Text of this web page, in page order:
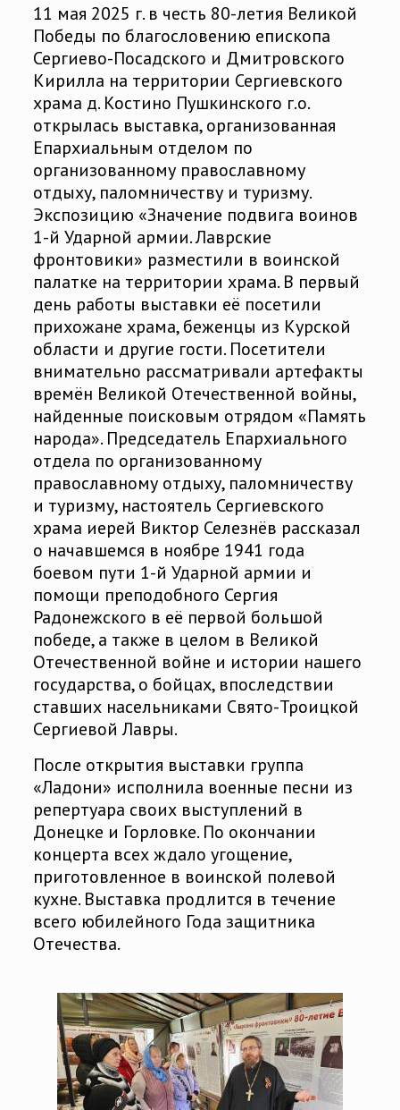
11 мая 2025 г. в честь 80-летия Великой
Победы по благословению епископа
Сергиево-Посадского и Дмитровского
Кирилла на территории Сергиевского
храма д. Костино Пушкинского г.о.
открылась выставка, организованная
Епархиальным отделом по
организованному православному
отдыху, паломничеству и туризму.
Экспозицию «Значение подвига воинов
1-й Ударной армии. Лаврские
фронтовики» разместили в воинской
палатке на территории храма. В первый
день работы выставки её посетили
прихожане храма, беженцы из Курской
области и другие гости. Посетители
внимательно рассматривали артефакты
времён Великой Отечественной войны,
найденные поисковым отрядом «Память
народа». Председатель Епархиального
отдела по организованному
православному отдыху, паломничеству
и туризму, настоятель Сергиевского
храма иерей Виктор Селезнёв рассказал
о начавшемся в ноябре 1941 года
боевом пути 1-й Ударной армии и
помощи преподобного Сергия
Радонежского в её первой большой
победе, а также в целом в Великой
Отечественной войне и истории нашего
государства, о бойцах, впоследствии
ставших насельниками Свято-Троицкой
Сергиевой Лавры.
После открытия выставки группа
«Ладони» исполнила военные песни из
репертуара своих выступлений в
Донецке и Горловке. По окончании
концерта всех ждало угощение,
приготовленное в воинской полевой
кухне. Выставка продлится в течение
всего юбилейного Года защитника
Отечества.